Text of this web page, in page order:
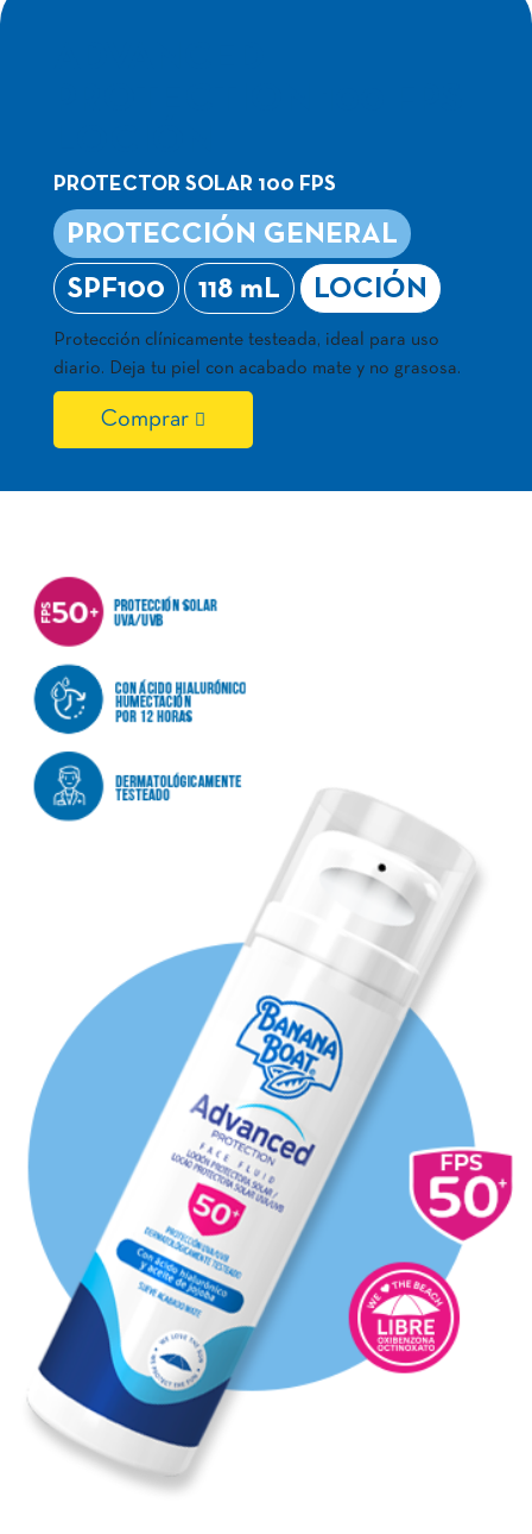
PROTECTOR SOLAR 100 FPS
PROTECCIÓN GENERAL
SPF100
118 mL LOCIÓN
Protección clínicamente testeada, ideal para uso
diario. Deja tu piel con acabado mate y no grasosa.
Comprar